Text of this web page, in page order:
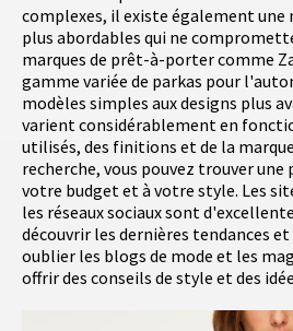
complexes, il existe également
plus abordables qui ne
marques de prêt-à-porter comme
gamme variée de parkas pour
modèles simples aux designs plus
varient considérablement en
utilisés, des finitions et de la
recherche, vous pouvez trouver une
votre budget et à votre style. Les
les réseaux sociaux sont
découvrir les dernières tendances
oublier les blogs de mode et les
offrir des conseils de style et des